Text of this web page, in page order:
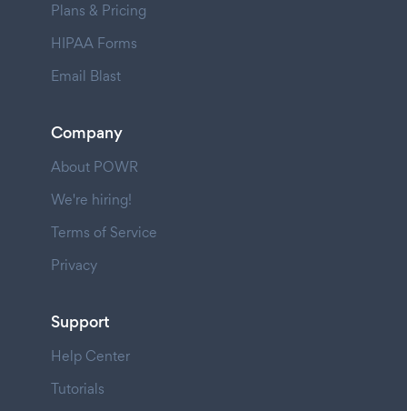
Plans & Pricing
HIPAA Forms
Email Blast
Company
About POWR
We're hiring!
Terms of Service
Privacy
Support
Help Center
Tutorials